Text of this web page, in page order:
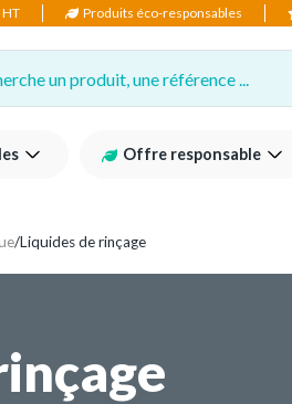
Produits éco-responsables
un produit, une référence ...
Offre responsable
/Liquides de rinçage